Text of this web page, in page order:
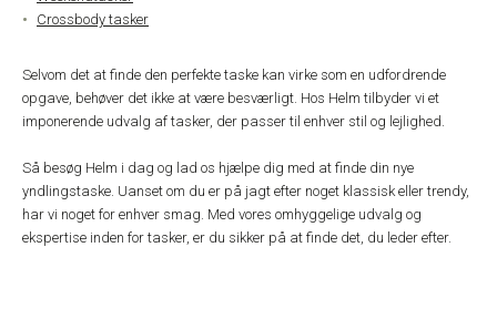
Crossbody tasker
Selvom det at finde den perfekte taske kan virke som en udfordrende
opgave, behøver det ikke at være besværligt. Hos Helm tilbyder vi et
imponerende udvalg af tasker, der passer til enhver stil og lejlighed.
Så besøg Helm i dag og lad os hjælpe dig med at finde din nye
yndlingstaske. Uanset om du er på jagt efter noget klassisk eller trendy,
har vi noget for enhver smag. Med vores omhyggelige udvalg og
ekspertise inden for tasker, er du sikker på at finde det, du leder efter.